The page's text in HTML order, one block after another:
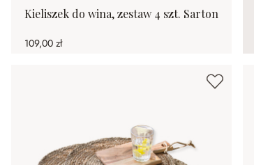
Kieliszek do wina, zestaw 4 szt. Sarton
109,00 zł